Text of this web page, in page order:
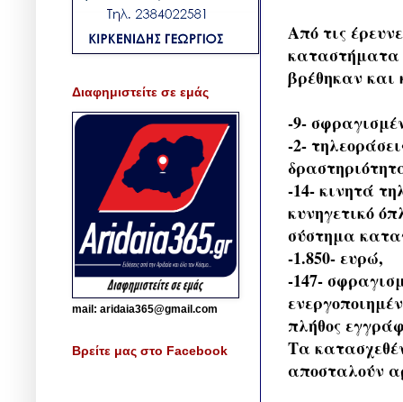
Από τις
καταστήματα
βρέθηκαν και
-9-
-2-
-14- κινητά
κυνηγετικό
σύστημα
-1.850- ευρώ,
-147-
πλήθος
Τα
αποσταλούν
Διαφημιστείτε σε εμάς
mail: aridaia365@gmail.com
Βρείτε μας στο Facebook